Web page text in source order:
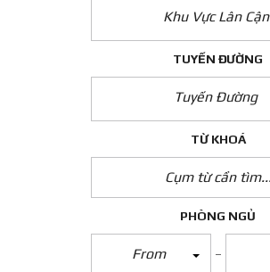
Khu Vực Lân Cận
TUYẾN ĐƯỜNG
Tuyến Đường
TỪ KHOÁ
PHÒNG NGỦ
From